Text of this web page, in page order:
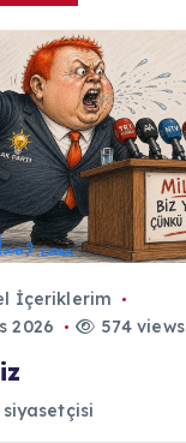
İçeriklerim
2026
574 views